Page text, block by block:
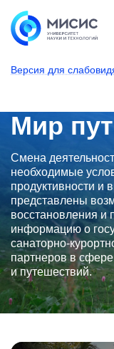
Версия для
Мир
Смена
необходимые
продуктивности и
представлены
восстановления и
информацию о
санаторно-
партнеров в сфере
и путешествий.